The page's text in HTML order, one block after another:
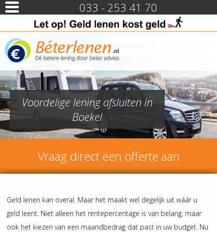
033 - 253 41 70
Voordelige lening afsluiten in
Boekel
Vraag direct een offerte aan
Geld lenen kan overal. Maar het maakt wel degelijk uit wáár u
geld leent. Niet alleen het rentepercentage is van belang, maar
ook het kiezen van een maandbedrag dat past in uw budget. Nu